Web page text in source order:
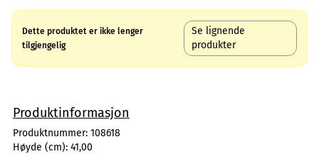
Dette produktet er ikke lenger
tilgjengelig
Se lignende
produkter
Produktinformasjon
Produktnummer: 108618
Høyde (cm): 41,00